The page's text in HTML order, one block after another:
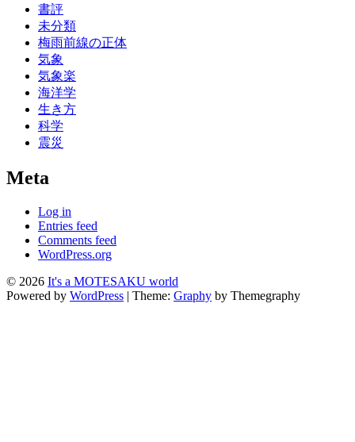
書評
未分類
梅雨前線の正体
気象
気象楽
海洋学
生き方
科学
震災
Meta
Log in
Entries feed
Comments feed
WordPress.org
© 2026 It's a MOTESAKU world
Powered by WordPress | Theme: Graphy by Themegraphy